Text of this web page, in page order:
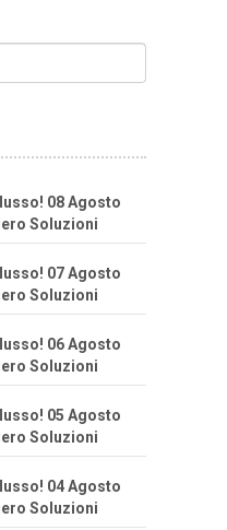
08 Agosto
Soluzioni
07 Agosto
Soluzioni
06 Agosto
Soluzioni
05 Agosto
Soluzioni
04 Agosto
Soluzioni